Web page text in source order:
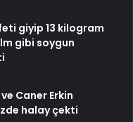
giyip 13 kilogram
gibi soygun
Caner Erkin
halay çekti